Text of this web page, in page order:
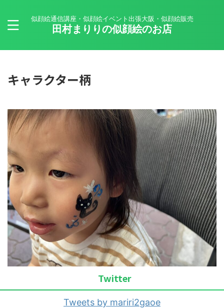
似顔絵通信講座・似顔絵イベント出張大阪・似顔絵販売
田村まりりの似顔絵のお店
キャラクター柄
Twitter
Tweets by mariri2gaoe